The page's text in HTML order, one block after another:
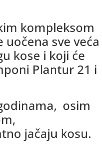
kompleksom
sve veća
kose i koji će
Plantur 21 i
osim
jačaju kosu.